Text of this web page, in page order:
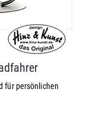
für persönlichen